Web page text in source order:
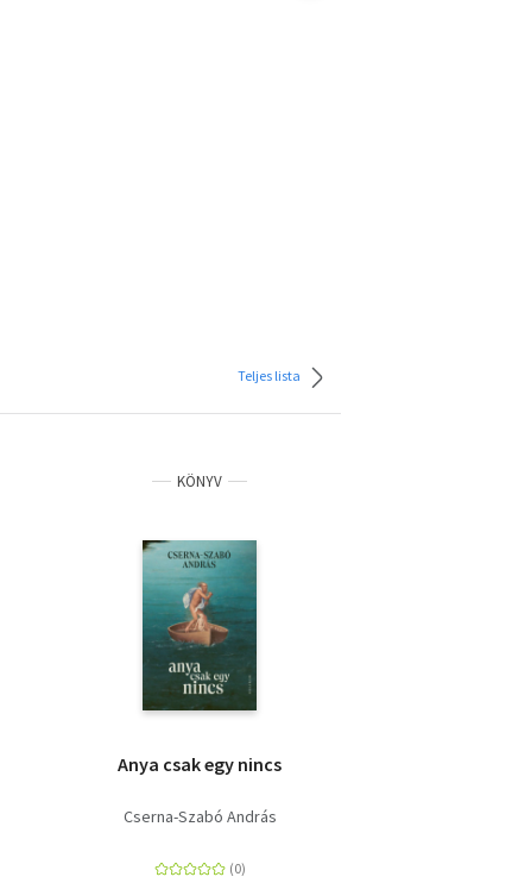
Teljes lista
KÖNYV
Anya csak egy nincs
Cserna-Szabó András